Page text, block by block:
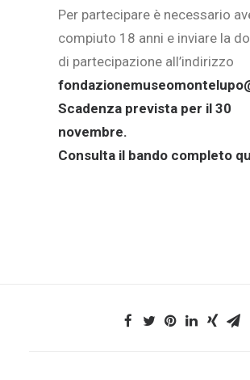
Per partecipare è necessario
compiuto 18 anni e inviare la
di partecipazione all’indirizzo
Scadenza prevista per il 30
novembre.
Consulta il bando completo